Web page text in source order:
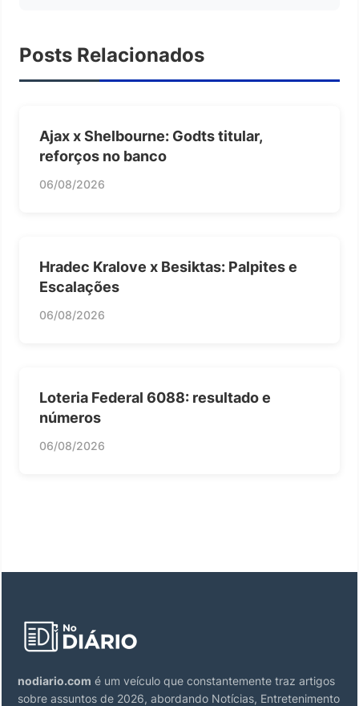
Posts Relacionados
Ajax x Shelbourne: Godts titular,
reforços no banco
06/08/2026
Hradec Kralove x Besiktas: Palpites e
Escalações
06/08/2026
Loteria Federal 6088: resultado e
números
06/08/2026
nodiario.com é um veículo que constantemente traz artigos
sobre assuntos de 2026, abordando Notícias, Entretenimento